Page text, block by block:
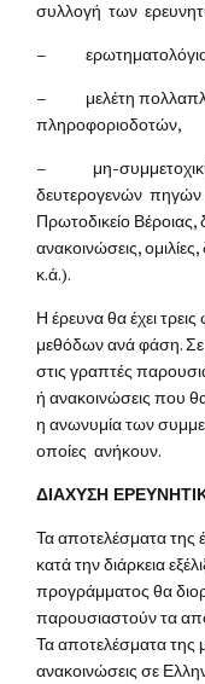
συλλογή των
– ερωτηματολόγιο
– μελέτη
πληροφοριοδοτών,
– μη-συμμετοχική
δευτερογενών πηγών
Πρωτοδικείο Βέροιας,
ανακοινώσεις,
κ.ά.).
Η έρευνα θα έχει
μεθόδων ανά φάση. Σε
στις γραπτές
ή ανακοινώσεις που
η ανωνυμία των
οποίες ανήκουν.
ΔΙΑΧΥΣΗ
Τα αποτελέσματα της
κατά την διάρκεια
προγράμματος θα
παρουσιαστούν τα
Τα αποτελέσματα της
ανακοινώσεις σε